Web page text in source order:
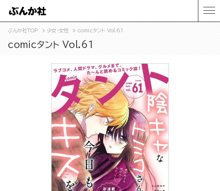
ぶんか社TOP 少女・女性 comicタント Vol.61
comicタント Vol.61